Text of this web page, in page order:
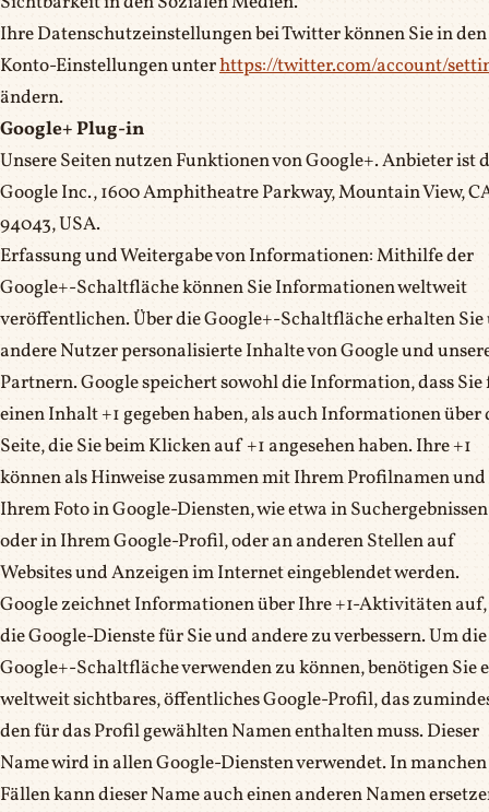
Ihre Datenschutzeinstellungen bei Twitter können Sie in den
Konto-Einstellungen unterhttps://twitter.com/account/
ändern.
Google+ Plug-in
Unsere Seiten nutzen Funktionen von Google+. Anbieter ist
Google Inc., 1600 Amphitheatre Parkway, Mountain View,
94043, USA.
Erfassung und Weitergabe von Informationen: Mithilfe der
Google+-Schaltfläche können Sie Informationen weltweit
veröffentlichen. Über die Google+-Schaltfläche erhalten
andere Nutzer personalisierte Inhalte von Google und
Partnern. Google speichert sowohl die Information, dass
einen Inhalt +1 gegeben haben, als auch Informationen über
Seite, die Sie beim Klicken auf +1 angesehen haben. Ihre +1
können als Hinweise zusammen mit Ihrem Profilnamen und
Ihrem Foto in Google-Diensten, wie etwa in Suchergebnissen
oder in Ihrem Google-Profil, oder an anderen Stellen auf
Websites und Anzeigen im Internet eingeblendet werden.
Google zeichnet Informationen über Ihre +1-Aktivitäten
die Google-Dienste für Sie und andere zu verbessern. Um die
Google+-Schaltfläche verwenden zu können, benötigen Sie
weltweit sichtbares, öffentliches Google-Profil, das
den für das Profil gewählten Namen enthalten muss. Dieser
Name wird in allen Google-Diensten verwendet. In manchen
Fällen kann dieser Name auch einen anderen Namen